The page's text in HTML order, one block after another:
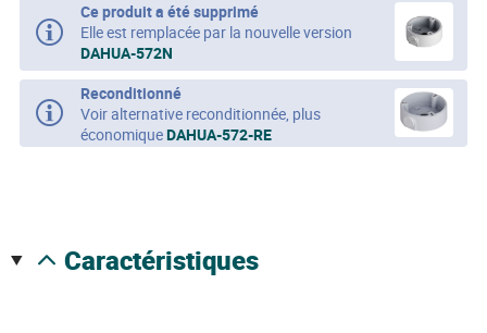
Ce produit a été supprimé
Elle est remplacée par la nouvelle version
DAHUA-572N
Reconditionné
Voir alternative reconditionnée, plus
économiqueDAHUA-572-RE
caractéristiques